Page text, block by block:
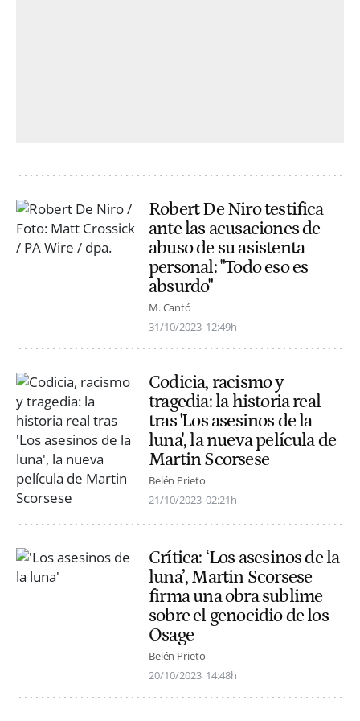
Robert De Niro testifica
ante las acusaciones de
abuso de su asistenta
personal: "Todo eso es
absurdo"
M. Cantó
31/10/2023 12:49h
Codicia, racismo y
tragedia: la historia real
tras 'Los asesinos de la
luna', la nueva película de
Martin Scorsese
Belén Prieto
21/10/2023 02:21h
Crítica: ‘Los asesinos de la
luna’, Martin Scorsese
firma una obra sublime
sobre el genocidio de los
Osage
Belén Prieto
20/10/2023 14:48h